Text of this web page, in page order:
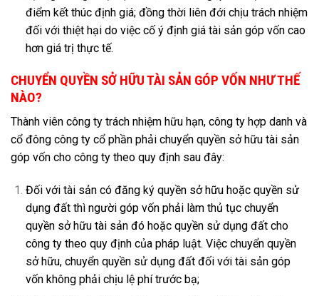
điểm kết thúc định giá; đồng thời liên đới chịu trách nhiệm
đối với thiệt hại do việc cố ý định giá tài sản góp vốn cao
hơn giá trị thực tế.
CHUYỂN QUYỀN SỞ HỮU TÀI SẢN GÓP VỐN NHƯ THẾ
NÀO?
Thành viên công ty trách nhiệm hữu hạn, công ty hợp danh và
cổ đông công ty cổ phần phải chuyển quyền sở hữu tài sản
góp vốn cho công ty theo quy định sau đây:
Đối với tài sản có đăng ký quyền sở hữu hoặc quyền sử
dụng đất thì người góp vốn phải làm thủ tục chuyển
quyền sở hữu tài sản đó hoặc quyền sử dụng đất cho
công ty theo quy định của pháp luật. Việc chuyển quyền
sở hữu, chuyển quyền sử dụng đất đối với tài sản góp
vốn không phải chịu lệ phí trước bạ;